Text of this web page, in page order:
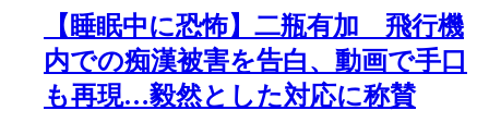
【睡眠中に恐怖】二瓶有加 飛行機
内での痴漢被害を告白、動画で手口
も再現…毅然とした対応に称賛